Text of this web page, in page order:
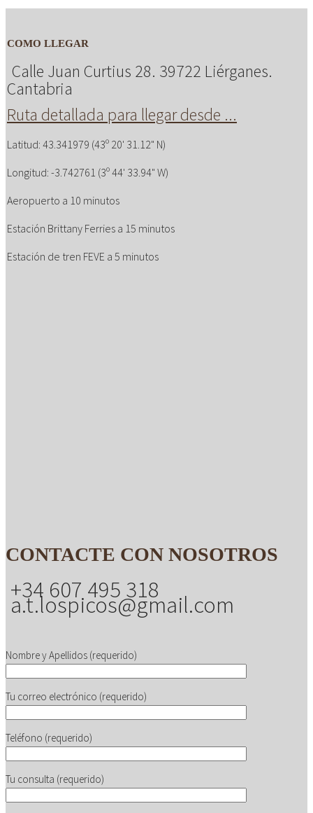
COMO LLEGAR
Calle Juan Curtius 28. 39722 Liérganes.
Cantabria
Ruta detallada para llegar desde ...
Latitud: 43.341979 (43º 20' 31.12" N)
Longitud: -3.742761 (3º 44' 33.94" W)
Aeropuerto a 10 minutos
Estación Brittany Ferries a 15 minutos
Estación de tren FEVE a 5 minutos
CONTACTE CON NOSOTROS
+34 607 495 318
a.t.lospicos@gmail.com
Nombre y Apellidos (requerido)
Tu correo electrónico (requerido)
Teléfono (requerido)
Tu consulta (requerido)